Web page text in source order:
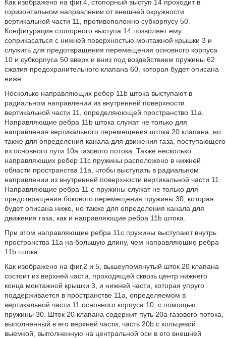
Как изображено на фиг.4, стопорный выступ 14 проходит в
горизонтальном направлении от внешней окружности
вертикальной части 11, противоположно субкорпусу 50.
Конфигурация стопорного выступа 14 позволяет ему
соприкасаться с нижней поверхностью монтажной крышки 3 и
служить для предотвращения перемещения основного корпуса
10 и субкорпуса 50 вверх и вниз под воздействием пружины 62
сжатия предохранительного клапана 60, которая будет описана
ниже.
Несколько направляющих ребер 11b штока выступают в
радиальном направлении из внутренней поверхности
вертикальной части 11, определяюющей пространство 11а.
Направляющие ребра 11b штока служат не только для
направления вертикального перемещения штока 20 клапана, но
также для определения канала для движения газа, поступающего
из основного пути 10а газового потока. Также несколько
направляющих ребер 11с пружины расположено в нижней
области пространства 11а, чтобы выступать в радиальном
направлении из внутренней поверхности вертикальной части 11.
Направляющие ребра 11 с пружины служат не только для
предотвращения бокового перемещения пружины 30, которая
будет описана ниже, но также для определения канала для
движения газа, как и направляющие ребра 11b штока.
При этом направляющие ребра 11с пружины выступают внутрь
пространства 11a на большую длину, чем направляющие ребра
11b штока.
Как изображено на фиг.2 и 5, вышеупомянутый шток 20 клапана
состоит из верхней части, проходящей сквозь центр нижнего
конца монтажной крышки 3, и нижней части, которая упруго
поддерживается в пространстве 11а, определяемом в
вертикальной части 11 основного корпуса 10, с помощью
пружины 30. Шток 20 клапана содержит путь 20а газового потока,
выполненный в его верхней части, часть 20b с кольцевой
выемкой, выполненную на центральной оси в его внешней